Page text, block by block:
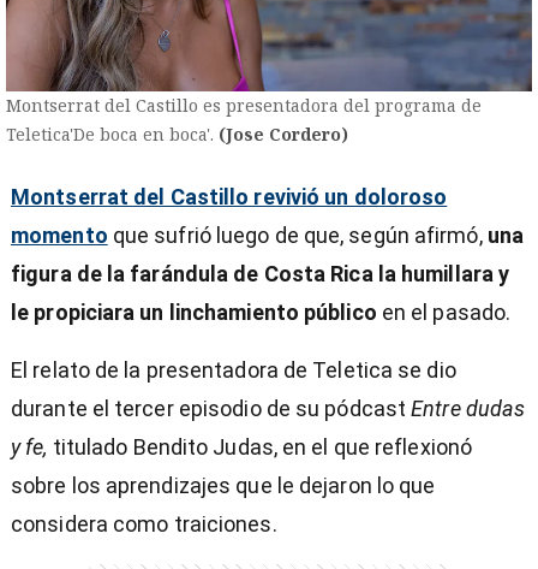
Montserrat del Castillo es presentadora del programa de
Teletica'De boca en boca'. (Jose Cordero)
Montserrat del Castillo revivió un doloroso
momento que sufrió luego de que, según afirmó, una
figura de la farándula de Costa Rica la humillara y
le propiciara un linchamiento público en el pasado.
El relato de la presentadora de Teletica se dio
durante el tercer episodio de su pódcastEntre dudas
y fe, titulado Bendito Judas, en el que reflexionó
sobre los aprendizajes que le dejaron lo que
considera como traiciones.